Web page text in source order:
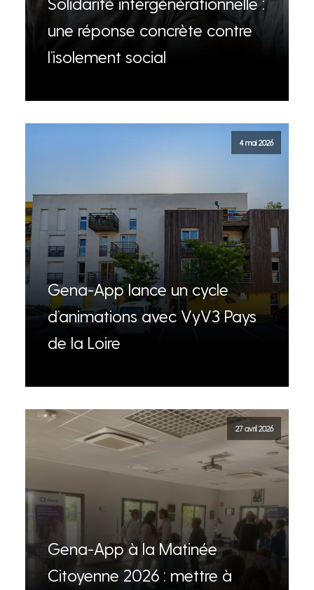
une réponse concrète contre
l’isolement social
4 mai 2026
Gena-App lance un cycle
d’animations avec VyV3 Pays
de la Loire
27 avril 2026
Gena-App à la Matinée
Citoyenne 2026 : mettre à